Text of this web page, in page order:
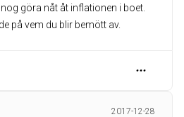
göra nåt åt inflationen i boet.
på vem du blir bemött av.
2017-12-28